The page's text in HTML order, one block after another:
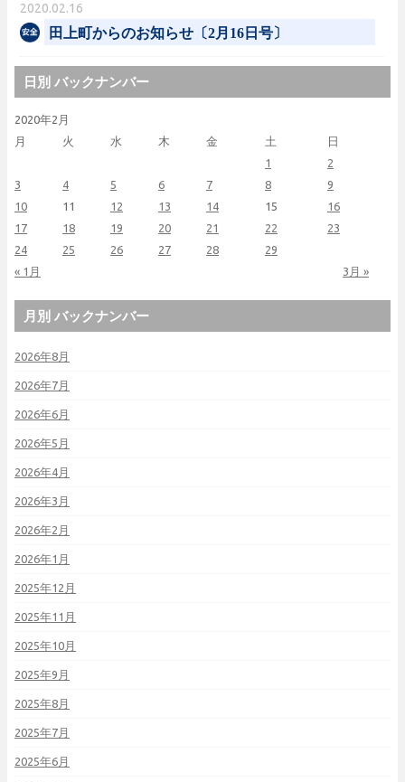
2020.02.16
田上町からのお知らせ〔2月16日号〕
日別 バックナンバー
2020年2月
月
火 水 木 金 土 日
« 1月 3月 »
1
2
3
4 5 6 7 8
9
10
11 12 13 14 15
16
17
18 19 20 21 22
23
24
25 26 27 28 29
月別 バックナンバー
2026年8月
2026年7月
2026年6月
2026年5月
2026年4月
2026年3月
2026年2月
2026年1月
2025年12月
2025年11月
2025年10月
2025年9月
2025年8月
2025年7月
2025年6月